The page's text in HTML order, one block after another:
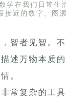
学在我们日常
接近的数字。图
智者见智。
述万物本质
。
常复杂的工